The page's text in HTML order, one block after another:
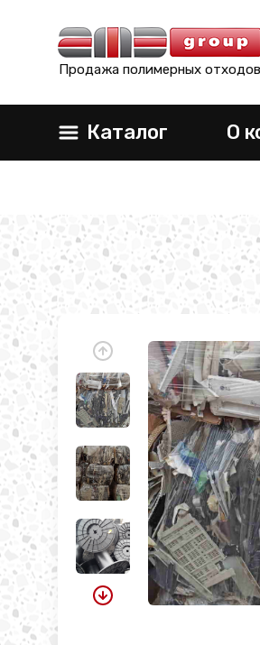
Продажа полимерных отходов
Каталог О